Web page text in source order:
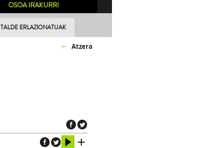
OSOA IRAKURRI
TALDE ERLAZIONATUAK
Atzera